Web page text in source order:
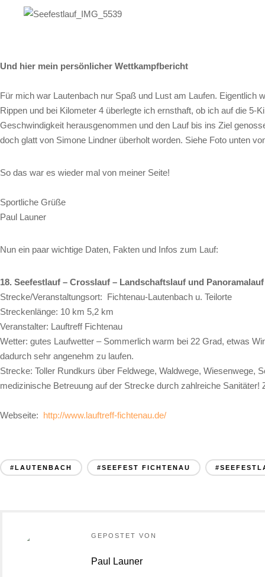
Und hier mein persönlicher Wettkampfbericht
Für mich war Lautenbach nur Spaß und Lust am Laufen. Eigentlich
Rippen und bei Kilometer 4 überlegte ich ernsthaft, ob ich auf die
Geschwindigkeit herausgenommen und den Lauf bis ins Ziel
doch glatt von Simone Lindner überholt worden. Siehe Foto unten
So das war es wieder mal von meiner Seite!
Sportliche Grüße
Paul Launer
Nun ein paar wichtige Daten, Fakten und Infos zum Lauf:
18. Seefestlauf – Crosslauf – Landschaftslauf und
Strecke/Veranstaltungsort: Fichtenau-Lautenbach u. Teilorte
Streckenlänge: 10 km 5,2 km
Veranstalter: Lauftreff Fichtenau
Wetter: gutes Laufwetter – Sommerlich warm bei 22 Grad, etwas
dadurch sehr angenehm zu laufen.
Strecke: Toller Rundkurs über Feldwege, Waldwege, Wiesenwege,
medizinische Betreuung auf der Strecke durch zahlreiche
Webseite: http://www.lauftreff-fichtenau.de/
#LAUTENBACH #SEEFEST FICHTENAU
GEPOSTET VON
Paul Launer